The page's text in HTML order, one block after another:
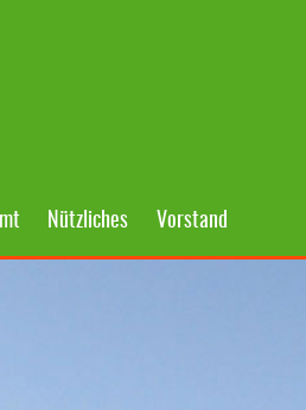
Nützliches Vorstand